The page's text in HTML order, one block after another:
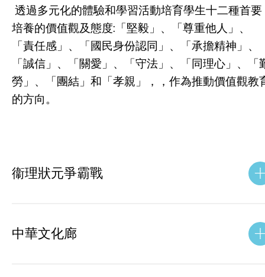
透過多元化的體驗和學習活動培育學生十二種首要
培養的價值觀及態度:「堅毅」、「尊重他人」、
「責任感」、「國民身份認同」、「承擔精神」、
「誠信」、「關愛」、「守法」、「同理心」、「
勞」、「團結」和「孝親」，，作為推動價值觀教
的方向。
衞理狀元爭霸戰
中華文化廊